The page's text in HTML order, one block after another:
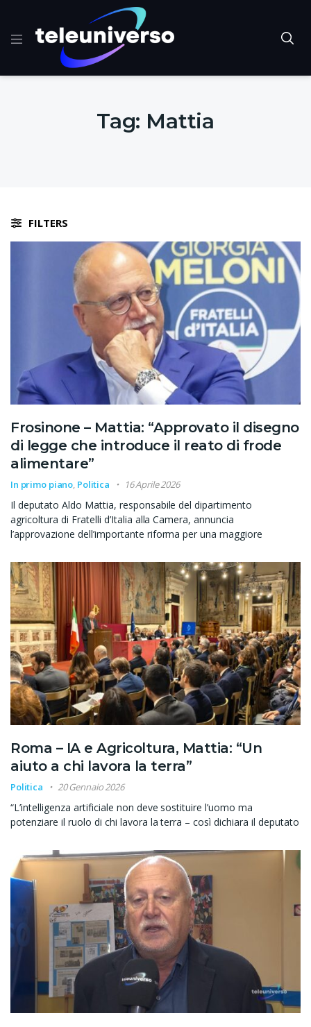
Tag: Mattia
FILTERS
Frosinone – Mattia: “Approvato il disegno
di legge che introduce il reato di frode
alimentare”
In primo piano, Politica 16 Aprile 2026
Il deputato Aldo Mattia, responsabile del dipartimento
agricoltura di Fratelli d’Italia alla Camera, annuncia
l’approvazione dell’importante riforma per una maggiore
Roma – IA e Agricoltura, Mattia: “Un
aiuto a chi lavora la terra”
Politica 20 Gennaio 2026
“L’intelligenza artificiale non deve sostituire l’uomo ma
potenziare il ruolo di chi lavora la terra – così dichiara il deputato